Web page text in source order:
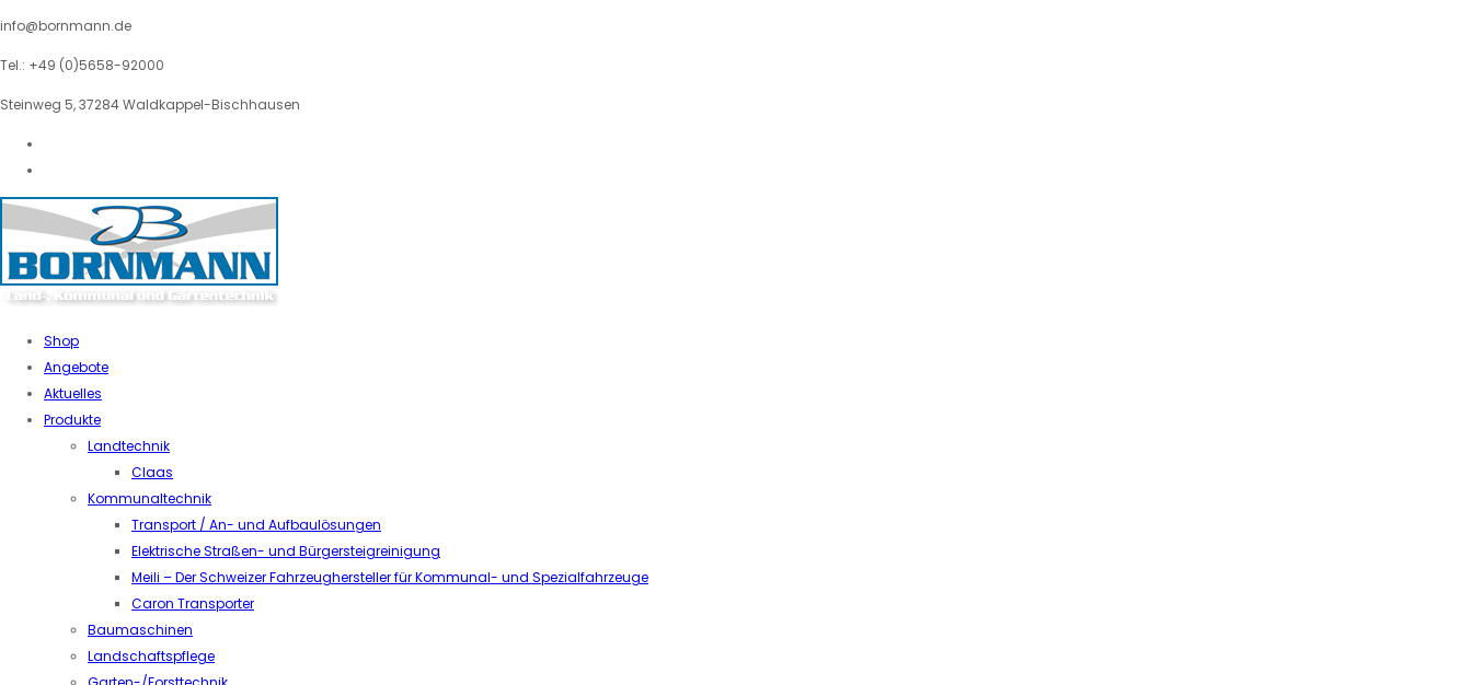
info@bornmann.de
Tel.: +49 (0)5658-92000
Steinweg 5, 37284 Waldkappel-Bischhausen
Shop
Angebote
Aktuelles
Produkte
Landtechnik
Claas
Kommunaltechnik
Transport / An- und Aufbaulösungen
Elektrische Straßen- und Bürgersteigreinigung
Meili – Der Schweizer Fahrzeughersteller für Kommunal- und Spezialfahrzeuge
Caron Transporter
Baumaschinen
Landschaftspflege